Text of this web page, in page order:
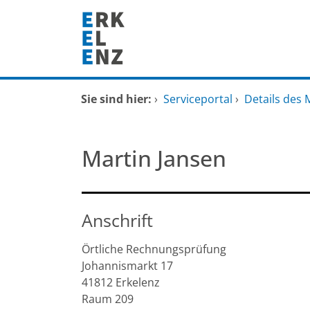
Zum Hauptinhalt springen
Startseite
Mitarbeitende A-Z
FAQ
Sie sind hier: › Serviceportal › Details des
Martin Jansen
Anschrift
Örtliche Rechnungsprüfung
Johannismarkt 17
41812 Erkelenz
Raum 209